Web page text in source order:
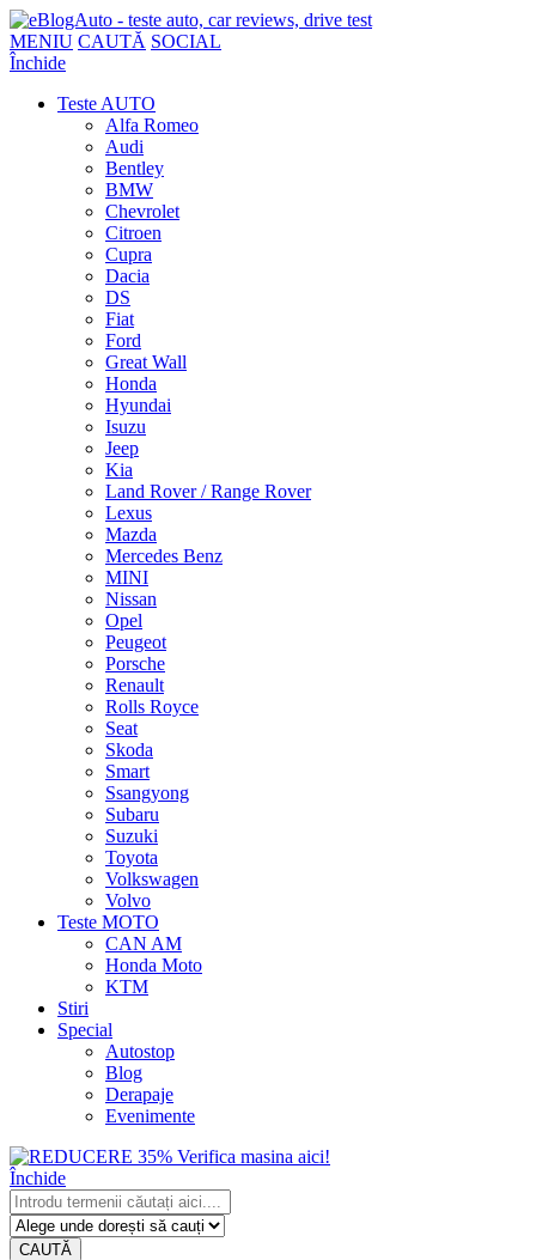
MENIU CAUTĂ SOCIAL
Închide
Teste AUTO
Alfa Romeo
Audi
Bentley
BMW
Chevrolet
Citroen
Cupra
Dacia
DS
Fiat
Ford
Great Wall
Honda
Hyundai
Isuzu
Jeep
Kia
Land Rover / Range Rover
Lexus
Mazda
Mercedes Benz
MINI
Nissan
Opel
Peugeot
Porsche
Renault
Rolls Royce
Seat
Skoda
Smart
Ssangyong
Subaru
Suzuki
Toyota
Volkswagen
Volvo
Teste MOTO
CAN AM
Honda Moto
KTM
Stiri
Special
Autostop
Blog
Derapaje
Evenimente
Închide
CAUTĂ